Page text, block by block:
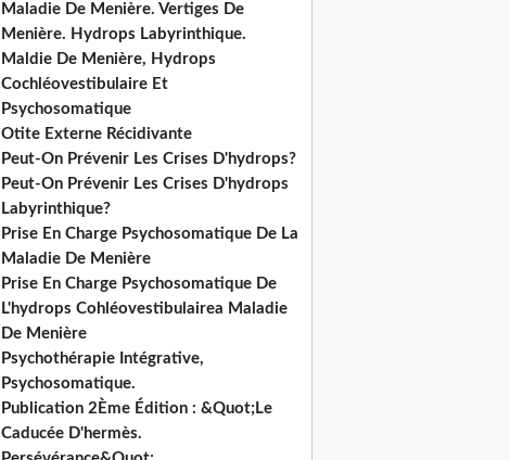
Maladie De Menière. Vertiges De
Menière. Hydrops Labyrinthique.
Maldie De Menière, Hydrops
Cochléovestibulaire Et
Psychosomatique
Otite Externe Récidivante
Peut-On Prévenir Les Crises D'hydrops?
Peut-On Prévenir Les Crises D'hydrops
Labyrinthique?
Prise En Charge Psychosomatique De La
Maladie De Menière
Prise En Charge Psychosomatique De
L'hydrops Cohléovestibulairea Maladie
De Menière
Psychothérapie Intégrative,
Psychosomatique.
Publication 2Ème Édition : &Quot;Le
Caducée D'hermès.